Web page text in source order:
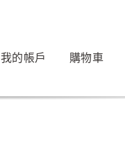
我的帳戶 購物車